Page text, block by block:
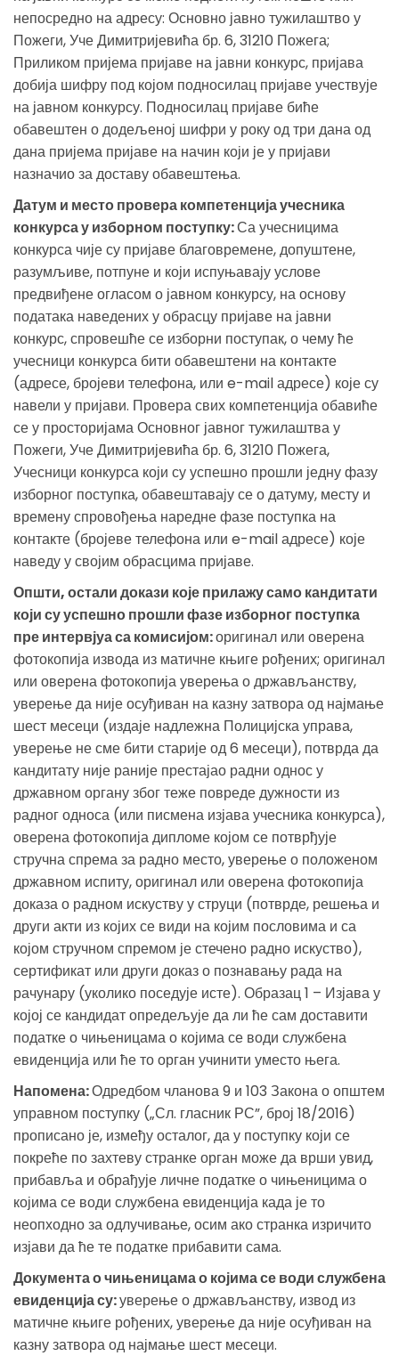
непосредно на адресу: Основно јавно тужилаштво у
Пожеги, Уче Димитријевића бр. 6, 31210 Пожега;
Приликом пријема пријаве на јавни конкурс, пријава
добија шифру под којом подносилац пријаве учествује
на јавном конкурсу. Подносилац пријаве биће
обавештен о додељеној шифри у року од три дана од
дана пријема пријаве на начин који је у пријави
назначио за доставу обавештења.
Датум и место провера компетенција учесника
конкурса у изборном поступку:Са учесницима
конкурса чије су пријаве благовремене, допуштене,
разумљиве, потпуне и који испуњавају услове
предвиђене огласом о јавном конкурсу, на основу
података наведених у обрасцу пријаве на јавни
конкурс, спровешће се изборни поступак, о чему ће
учесници конкурса бити обавештени на контакте
(адресе, бројеви телефона, или e-mail адресе) које су
навели у пријави. Провера свих компетенција обавиће
се у просторијама Основног јавног тужилаштва у
Пожеги, Уче Димитријевића бр. 6, 31210 Пожега,
Учесници конкурса који су успешно прошли једну фазу
изборног поступка, обавештавају се о датуму, месту и
времену спровођења наредне фазе поступка на
контакте (бројеве телефона или e-mail адресе) које
наведу у својим обрасцима пријаве.
Општи, остали докази које прилажу само кандитати
који су успешно прошли фазе изборног поступка
пре интервјуа са комисијом:оригинал или оверена
фотокопија извода из матичне књиге рођених; оригинал
или оверена фотокопија уверења о држављанству,
уверење да није осуђиван на казну затвора од најмање
шест месеци (издаје надлежна Полицијска управа,
уверење не сме бити старије од 6 месеци), потврда да
кандитату није раније престајао радни однос у
државном органу због теже повреде дужности из
радног односа (или писмена изјава учесника конкурса),
оверена фотокопија дипломе којом се потврђује
стручна спрема за радно место, уверење о положеном
државном испиту, оригинал или оверена фотокопија
доказа о радном искуству у струци (потврде, решења и
други акти из којих се види на којим пословима и са
којом стручном спремом је стечено радно искуство),
сертификат или други доказ о познавању рада на
рачунару (уколико поседује исте). Образац 1 – Изјава у
којој се кандидат опредељује да ли ће сам доставити
податке о чињеницама о којима се води службена
евиденција или ће то орган учинити уместо њега.
Напомена:Одредбом чланова 9 и 103 Закона о општем
управном поступку („Сл. гласник РС”, број 18/2016)
прописано је, између осталог, да у поступку који се
покреће по захтеву странке орган може да врши увид,
прибавља и обрађује личне податке о чињеницима о
којима се води службена евиденција када је то
неопходно за одлучивање, осим ако странка изричито
изјави да ће те податке прибавити сама.
Документа о чињеницама о којима се води службена
евиденција су:уверење о држављанству, извод из
матичне књиге рођених, уверење да није осуђиван на
казну затвора од најмање шест месеци.